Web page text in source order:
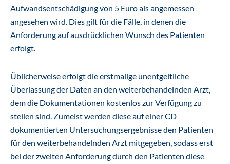
Aufwandsentschädigung von 5 Euro als angemessen
angesehen wird. Dies gilt für die Fälle, in denen die
Anforderung auf ausdrücklichen Wunsch des Patienten
erfolgt.
Üblicherweise erfolgt die erstmalige unentgeltliche
Überlassung der Daten an den weiterbehandelnden Arzt,
dem die Dokumentationen kostenlos zur Verfügung zu
stellen sind. Zumeist werden diese auf einer CD
dokumentierten Untersuchungsergebnisse den Patienten
für den weiterbehandelnden Arzt mitgegeben, sodass erst
bei der zweiten Anforderung durch den Patienten diese